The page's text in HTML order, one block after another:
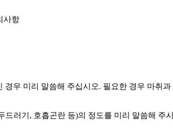
사항
우 미리 말씀해 주십시오. 필요한 경우 마취과
러기, 호흡곤란 등)의 정도를 미리 말씀해 주